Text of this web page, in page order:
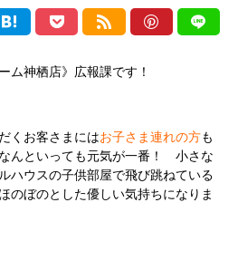
ム神栖店》広報課です！
くお客さまにはお子さま連れの方も
んといっても元気が一番！ 小さな
ハウスの子供部屋で飛び跳ねている
のぼのとした優しい気持ちになりま